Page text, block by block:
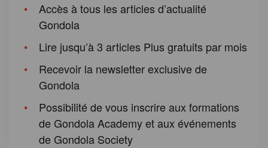
Accès à tous les articles d’actualité
Gondola
Lire jusqu’à 3 articles Plus gratuits par mois
Recevoir la newsletter exclusive de
Gondola
Possibilité de vous inscrire aux formations
de Gondola Academy et aux événements
de Gondola Society